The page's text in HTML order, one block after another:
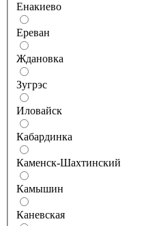
Енакиево
Ереван
Ждановка
Зугрэс
Иловайск
Кабардинка
Каменск-Шахтинский
Камышин
Каневская